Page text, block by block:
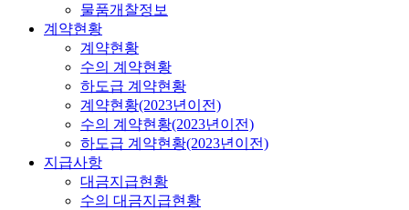
물품개찰정보
계약현황
계약현황
수의 계약현황
하도급 계약현황
계약현황(2023년이전)
수의 계약현황(2023년이전)
하도급 계약현황(2023년이전)
지급사항
대금지급현황
수의 대금지급현황